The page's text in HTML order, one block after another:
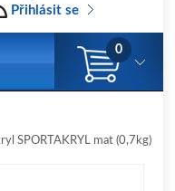
Přihlásit se
0
SPORTAKRYL mat (0,7kg)